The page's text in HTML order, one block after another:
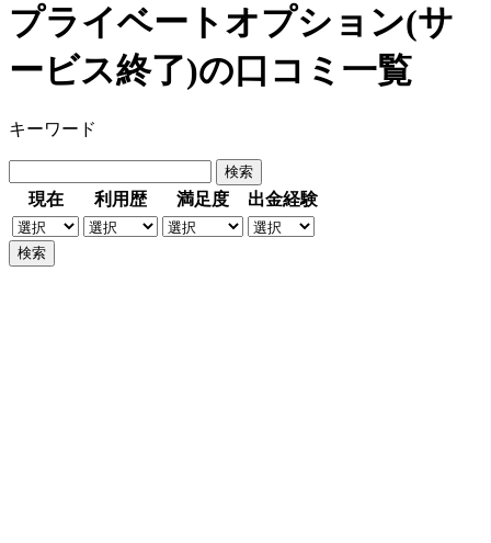
プライベートオプション(サ
ービス終了)の口コミ一覧
キーワード
現在 利用歴 満足度 出金経験